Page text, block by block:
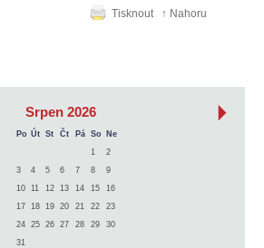
Tisknout ↑ Nahoru
Srpen 2026
Po Út St Čt Pá So
Ne
1
2
3
4 5 6 7 8
9
10
11 12 13 14 15
16
17
18 19 20 21 22
23
24
25 26 27 28 29
30
31